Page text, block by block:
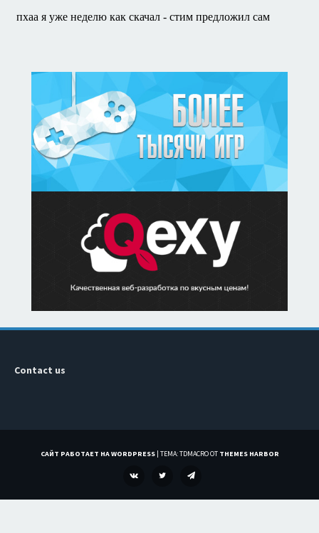
Contact us
САЙТ РАБОТАЕТ НА WORDPRESS ТЕМА: TDMACRO ОТ THEMES HARBOR
TWITTER